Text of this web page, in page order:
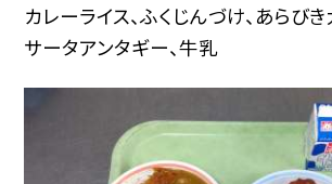
カレーライス、ふくじんづけ、あらび
サータアンタギー、牛乳